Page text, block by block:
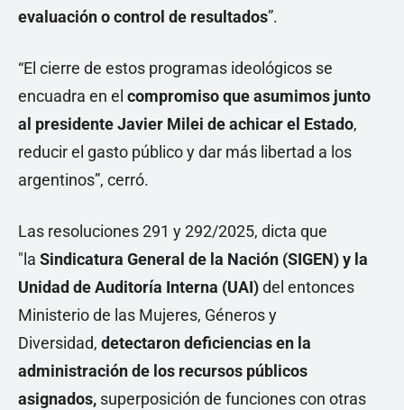
evaluación o control de resultados”.
“El cierre de estos programas ideológicos se
encuadra en el compromiso que asumimos junto
al presidente Javier Milei de achicar el Estado,
reducir el gasto público y dar más libertad a los
argentinos”, cerró.
Las resoluciones 291 y 292/2025, dicta que
"la Sindicatura General de la Nación (SIGEN) y la
Unidad de Auditoría Interna (UAI)del entonces
Ministerio de las Mujeres, Géneros y
Diversidad, detectaron deficiencias en la
administración de los recursos públicos
asignados, superposición de funciones con otras